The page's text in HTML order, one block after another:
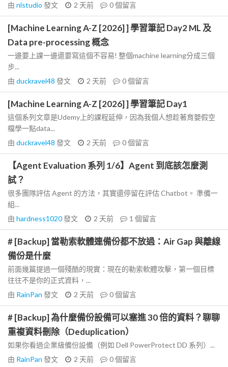
由 nlstudio 發文 2 天前 0個留言
[Machine Learning A-Z [2026] ] 學習筆記 Day2 ML 及
Data pre-processing 概念
一邊要上課一邊還要寫這個不容易! 整個machine learning分成三個
步...
由 duckravel48 發文 2 天前 0個留言
[Machine Learning A-Z [2026] ] 學習筆記 Day1
這個系列文章是Udemy上的課程延伸，因為我個人想趁著育嬰假空
檔學一點data...
由 duckravel48 發文 2 天前 0個留言
【Agent Evaluation 系列 1/6】Agent 到底該怎麼測
試？
很多團隊評估 Agent 的方法，其實還停留在評估 Chatbot。 準備一
組...
由 hardness1020發文 2 天前 1 個留言
# [Backup] 當勒索軟體連備份都不放過：Air Gap 與離線
備份是什麼
前面幾篇提過一個殘酷的現實：現在的勒索軟體攻擊，第一個目標
往往不是你的正式資料，...
由 RainPan 發文 2 天前 0個留言
# [Backup] 為什麼備份設備可以塞進 30 倍的資料？聊聊
重複資料刪除（Deduplication）
如果你看過企業級備份設備（例如 Dell PowerProtect DD 系列）...
由 RainPan 發文 2 天前 0個留言